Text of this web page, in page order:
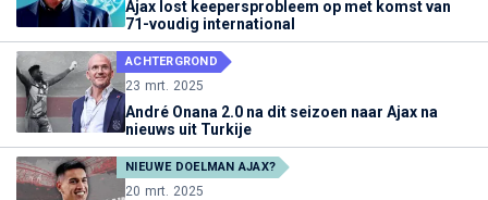
Ajax lost keepersprobleem op met komst van
71-voudig international
ACHTERGROND
23 mrt. 2025
André Onana 2.0 na dit seizoen naar Ajax na
nieuws uit Turkije
NIEUWE DOELMAN AJAX?
20 mrt. 2025